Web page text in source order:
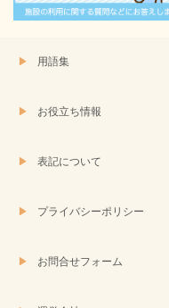
用語集
お役立ち情報
表記について
プライバシーポリシー
お問合せフォーム